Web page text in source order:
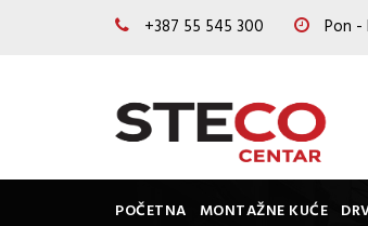
+387 55 545 300 Pon -
POČETNA MONTAŽNE KUĆE